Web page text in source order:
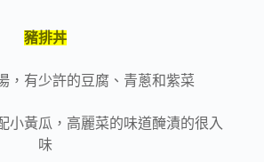
豬排丼
，有少許的豆腐、青蔥和紫菜
小黃瓜，高麗菜的味道醃漬的很入
味